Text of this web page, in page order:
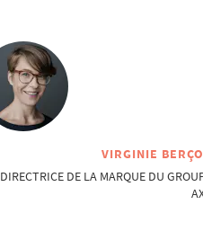
VIRGINIE
DIRECTRICE DE LA MARQUE DU